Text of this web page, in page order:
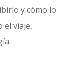
y cómo lo
el viaje,